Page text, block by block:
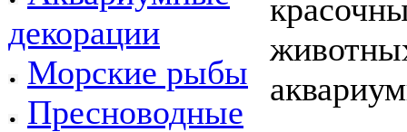
декорации
Морские рыбы
Пресноводные